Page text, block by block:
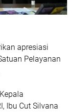
apresiasi
Pelayanan
Ibu Cut Silvana